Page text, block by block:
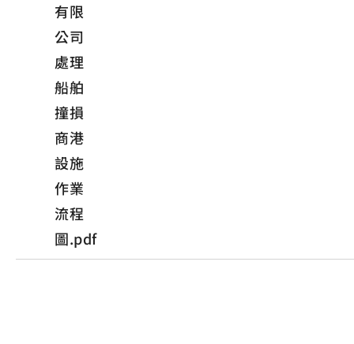
有限
公司
處理
船舶
撞損
商港
設施
作業
流程
圖.pdf